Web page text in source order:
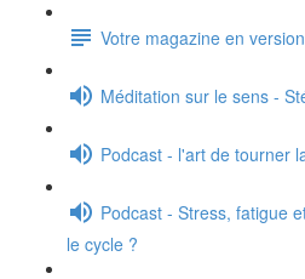
Votre magazine en
Méditation sur le sens -
Podcast - l'art de tourner
Podcast - Stress, fatigue
le cycle ?